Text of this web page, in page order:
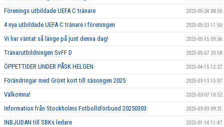
Förenings utbildade UEFA C tränare 2025-05-24 08:50
4 nya utbildade UEFA C tränare i föreningen 2025-05-23 11:50
Vi har väntat så länge på just denna dag! 2025-05-15 09:36
Tränarutbildningen SvFF D 2025-05-07 20:58
ÖPPETTIDER UNDER PÅSK HELGEN 2025-04-15 12:27
Förändringar med Grönt kort till säsongen 2025 2025-03-13 15:07
Välkomna! 2025-03-07 10:52
Information från Stockholms Fotbollsförbund 20250303 2025-03-03 09:21
INBJUDAN till SBKs ledare 2025-01-14 11:47